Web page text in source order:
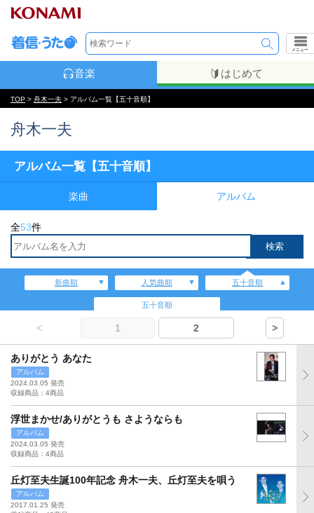
メニュー
音楽 はじめて
TOP > 舟木一夫 > アルバム一覧【五十音順】
舟木一夫
アルバム一覧【五十音順】
楽曲 アルバム
全53件
新曲順 人気曲順 五十音順
五十音順
< 1 2 >
ありがとう あなた
アルバム
2024.03.05 発売
収録商品：4商品
浮世まかせ/ありがとうも さようならも
アルバム
2024.03.05 発売
収録商品：4商品
丘灯至夫生誕100年記念 舟木一夫、丘灯至夫を唄う
アルバム
2017.01.25 発売